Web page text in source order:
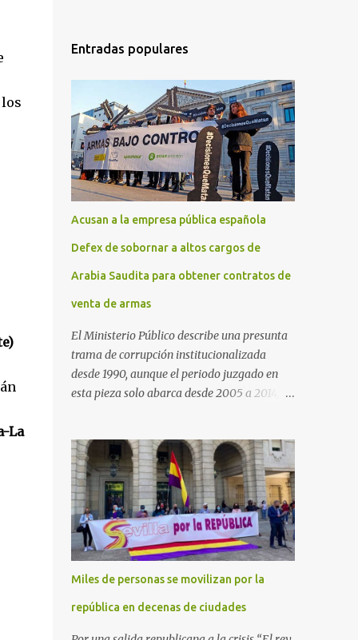
La
Entradas populares
Acusan a la empresa pública española
Defex de sobornar a altos cargos de
Arabia Saudita para obtener contratos de
venta de armas
El Ministerio Público describe una presunta
trama de corrupción institucionalizada
desde 1990, aunque el periodo juzgado en
esta pieza solo abarca desde 2005 a 2014, el
de cárcel de hasta 29 años por diversos
delitos de corrupción a ocho personas,
presuntamente cometidos durante las
ventas de material militar a Arabia Saudita
a través de la empresa pública española
Defex, disuelta. El fiscal Conrado Saiz
describe en su escrito de conclusiones cómo
la empresa pública Defex pagó comisiones
ilegales a diversas autoridades del régimen
Miles de personas se movilizan por la
república en decenas de ciudades